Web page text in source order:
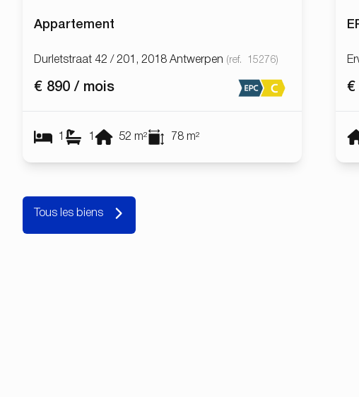
Appartement
Durletstraat 42 / 201, 2018 Antwerpen (ref. 15276)
€ 890 / mois
1 1 52 m² 78 m²
€
Tous les biens